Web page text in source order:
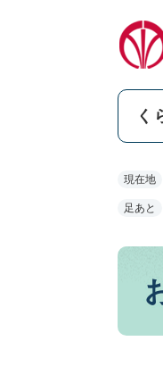
く
現在地
足あと
本